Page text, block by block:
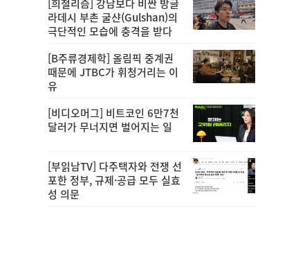
[희철리즘] 강남보다 비싼 방글
라데시 부촌 굴샨(Gulshan)의
극단적인 모습에 충격을 받다
[B주류경제학] 올림픽 중계권
때문에 JTBC가 휘청거리는 이
유
[비디오머그] 비트코인 6만7천
달러가 무너지면 벌어지는 일
[부읽남TV] 다주택자와 전쟁 선
포한 정부, 규제·공급 모두 실효
성 의문